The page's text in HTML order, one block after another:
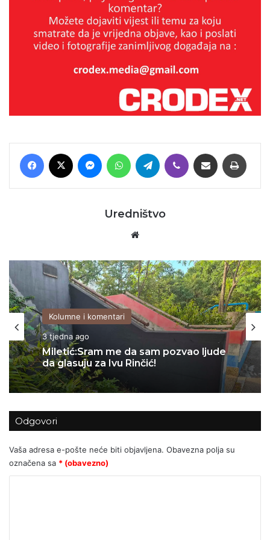
Facebook MessengerWhatsAppTelegram Viber Podijeli putem E-maila
Uredništvo
Kolumne i komentari
3 tjedna ago
da glasuju za Ivu Rinčić!
Kolumne i komentari
06/07/2026
Za Sedlarov ‘Vukovar’ nula, a ‘Svadbi’
stotine tisuća eura?
Odgovori
Vaša adresa e-pošte neće biti objavljena. Obavezna polja su
označena sa * (obavezno)